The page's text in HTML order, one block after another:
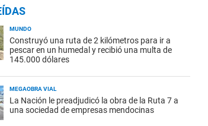
MUNDO
Construyó una ruta de 2 kilómetros para ir a
pescar en un humedal y recibió una multa de
145.000 dólares
MEGAOBRA VIAL
La Nación le preadjudicó la obra de la Ruta 7 a
una sociedad de empresas mendocinas